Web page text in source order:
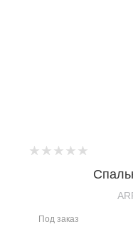
Под заказ